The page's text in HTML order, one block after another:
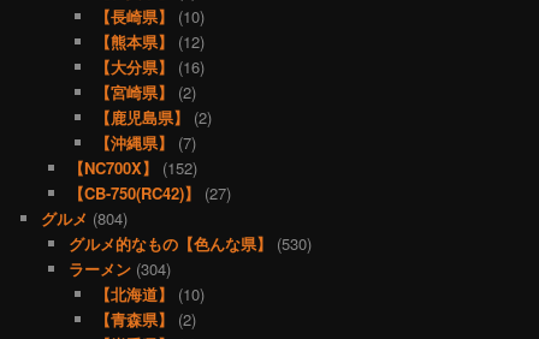
【長崎県】
(10)
【熊本県】
(12)
【大分県】
(16)
【宮崎県】
(2)
【鹿児島県】
(2)
【沖縄県】
(7)
【NC700X】
(152)
【CB-750(RC42)】
(27)
グルメ (804)
グルメ的なもの【色んな県】
(530)
ラーメン(304)
【北海道】
(10)
【青森県】
(2)